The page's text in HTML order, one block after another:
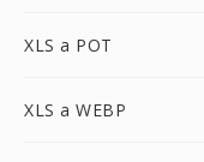
XLS a POT
XLS a WEBP